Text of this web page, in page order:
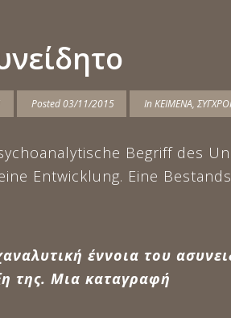
Posted03/11/2015 InΚΕΙΜΕΝΑ,
Begriff des
Entwicklung. Eine
έννοια του
της. Μια καταγραφή